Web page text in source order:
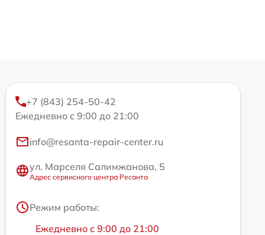
+7 (843) 254-50-42
Ежедневно с 9:00 до 21:00
info@resanta-repair-center.ru
ул. Марселя Салимжанова, 5
Адрес сервисного центра Ресанта
Режим работы:
Ежедневно с 9:00 до 21:00